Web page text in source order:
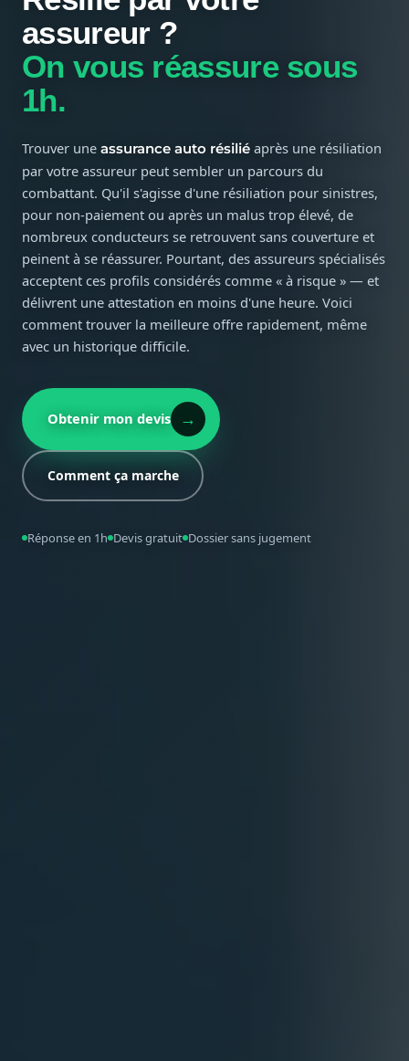
assureur ?
On vous réassure sous
1h.
Trouver une assurance auto résilié après une résiliation
par votre assureur peut sembler un parcours du
combattant. Qu'il s'agisse d'une résiliation pour sinistres,
pour non-paiement ou après un malus trop élevé, de
nombreux conducteurs se retrouvent sans couverture et
peinent à se réassurer. Pourtant, des assureurs spécialisés
acceptent ces profils considérés comme « à risque » — et
délivrent une attestation en moins d'une heure. Voici
comment trouver la meilleure offre rapidement, même
avec un historique difficile.
Obtenir mon devis →
Comment ça marche
Réponse en 1h Devis gratuit Dossier sans jugement